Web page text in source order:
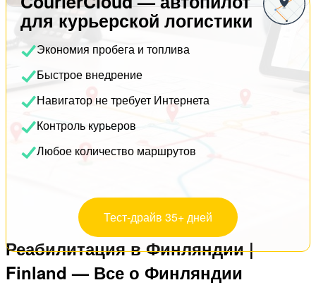
для курьерской логистики
Экономия пробега и топлива
Быстрое внедрение
Навигатор не требует Интернета
Контроль курьеров
Любое количество маршрутов
Тест-драйв 35+ дней
Реабилитация в Финляндии |
Finland — Все о Финляндии